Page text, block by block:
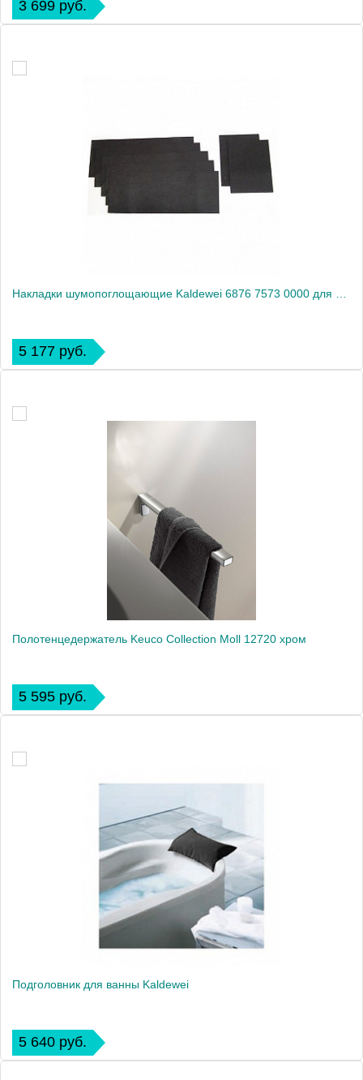
3 699 руб.
5 177 руб.
Полотенцедержатель Keuco Collection Moll 12720 хром
5 595 руб.
Подголовник для ванны Kaldewei
5 640 руб.